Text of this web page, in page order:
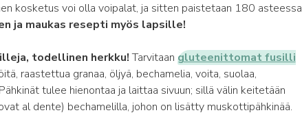
kosketus voi olla voipalat, ja sitten paistetaan 180 asteessa
ja maukas resepti myös lapsille!
todellinen herkku!Tarvitaan gluteenittomat fusilli
raastettua granaa, öljyä, bechamelia, voita, suolaa,
tulee hienontaa ja laittaa sivuun; sillä välin keitetään
al dente) bechamelilla, johon on lisätty muskottipähkinää.